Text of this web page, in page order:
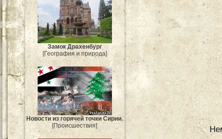
Замок Драхенбург
[География и природа]
Новости из горячей точки Сирии.
[Происшествия]